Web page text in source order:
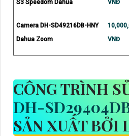
S3 Speedom Dahua
VNĐ
Camera DH-SD49216DB-HNY
Dahua Zoom
VNĐ
CÔNG TRÌNH
DH-
SẢN XUẤT BỞI